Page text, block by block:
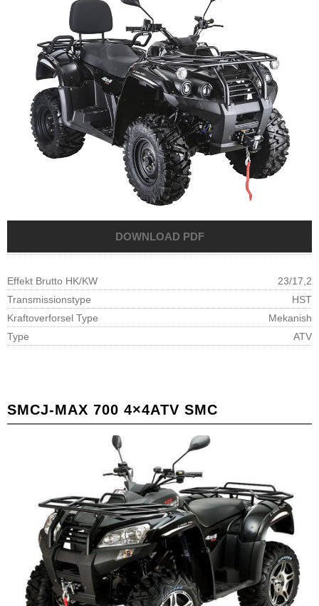
Effekt Brutto HK/KW
23/17,2
Transmissionstype
HST
Kraftoverforsel Type
Mekanish
Type
ATV
SMCJ-MAX 700 4×4ATV SMC